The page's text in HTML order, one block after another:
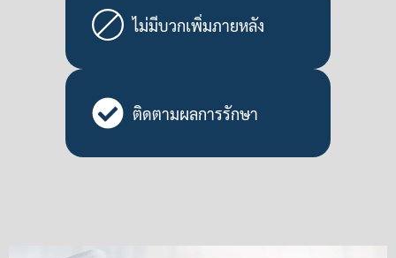
ไม่มีบวกเพิ่มภายหลัง
ติดตามผลการรักษา